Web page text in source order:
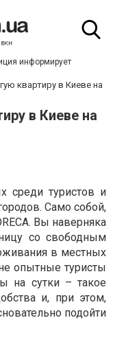
информирует
квартиру в Киеве на
в Киеве на
среди туристов и
Само собой,
Вы наверняка
со свободным
в местных
опытные туристы
на сутки – такое
и, при этом,
подойти